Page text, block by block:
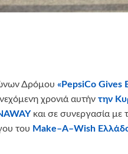
Δρόμου «PepsiCo Gives
χρονιά αυτήν την
και σε συνεργασία
του Make–A–Wish